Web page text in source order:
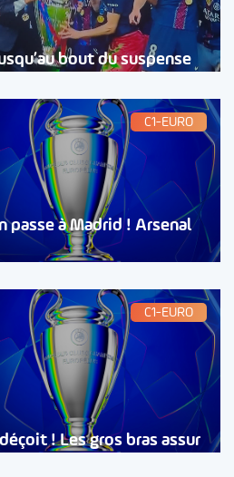
bout du suspense
C1-EURO
passe à Madrid ! Arsenal
C1-EURO
déçoit ! Les gros bras assur